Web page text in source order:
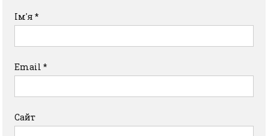
Ім'я*
Email*
Сайт